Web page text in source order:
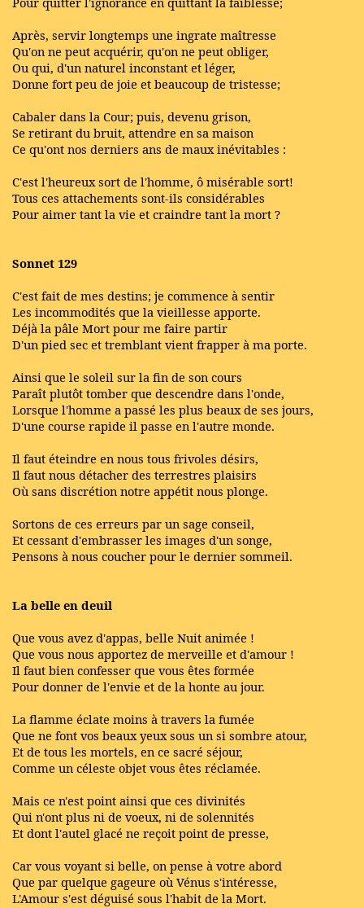
Après, servir longtemps une ingrate maîtresse
Qu'on ne peut acquérir, qu'on ne peut obliger,
Ou qui, d'un naturel inconstant et léger,
Donne fort peu de joie et beaucoup de tristesse;
Cabaler dans la Cour; puis, devenu grison,
Se retirant du bruit, attendre en sa maison
Ce qu'ont nos derniers ans de maux inévitables :
C'est l'heureux sort de l'homme, ô misérable sort!
Tous ces attachements sont-ils considérables
Pour aimer tant la vie et craindre tant la mort ?
Sonnet 129
C'est fait de mes destins; je commence à sentir
Les incommodités que la vieillesse apporte.
Déjà la pâle Mort pour me faire partir
D'un pied sec et tremblant vient frapper à ma porte.
Ainsi que le soleil sur la fin de son cours
Paraît plutôt tomber que descendre dans l'onde,
Lorsque l'homme a passé les plus beaux de ses jours,
D'une course rapide il passe en l'autre monde.
Il faut éteindre en nous tous frivoles désirs,
Il faut nous détacher des terrestres plaisirs
Où sans discrétion notre appétit nous plonge.
Sortons de ces erreurs par un sage conseil,
Et cessant d'embrasser les images d'un songe,
Pensons à nous coucher pour le dernier sommeil.
La belle en deuil
Que vous avez d'appas, belle Nuit animée !
Que vous nous apportez de merveille et d'amour !
Il faut bien confesser que vous êtes formée
Pour donner de l'envie et de la honte au jour.
La flamme éclate moins à travers la fumée
Que ne font vos beaux yeux sous un si sombre atour,
Et de tous les mortels, en ce sacré séjour,
Comme un céleste objet vous êtes réclamée.
Mais ce n'est point ainsi que ces divinités
Qui n'ont plus ni de voeux, ni de solennités
Et dont l'autel glacé ne reçoit point de presse,
Car vous voyant si belle, on pense à votre abord
Que par quelque gageure où Vénus s'intéresse,
L'Amour s'est déguisé sous l'habit de la Mort.